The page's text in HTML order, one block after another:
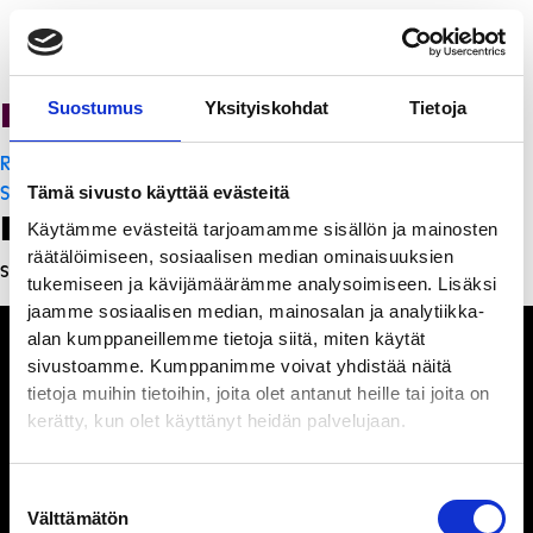
Suostumus Yksityiskohdat Tietoja
Tämä sivusto käyttää evästeitä
Käytämme evästeitä tarjoamamme sisällön ja mainosten
räätälöimiseen, sosiaalisen median ominaisuuksien
tukemiseen ja kävijämäärämme analysoimiseen. Lisäksi
jaamme sosiaalisen median, mainosalan ja analytiikka-
alan kumppaneillemme tietoja siitä, miten käytät
sivustoamme. Kumppanimme voivat yhdistää näitä
tietoja muihin tietoihin, joita olet antanut heille tai joita on
kerätty, kun olet käyttänyt heidän palvelujaan.
valinta
Välttämätön
PanchoVilla
Artikkelien
selaus
Ravintola Sofia
Sakura Teppanyaki
Leave a Reply
Sinun täytyy kirjautua sisään